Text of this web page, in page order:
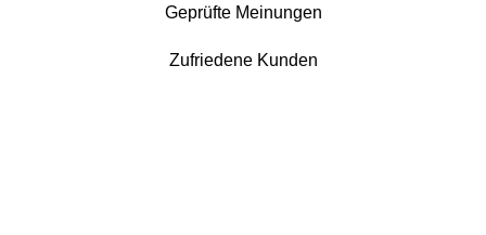
Geprüfte Meinungen
Zufriedene Kunden